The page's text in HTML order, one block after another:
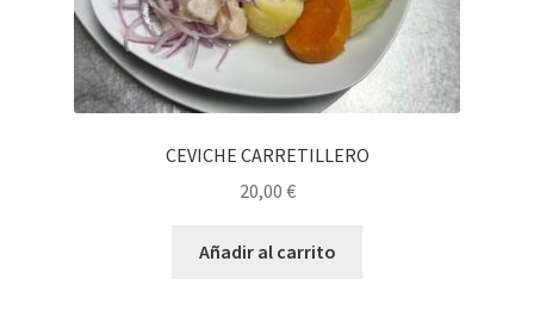
CEVICHE CARRETILLERO
20,00 €
Añadir al carrito